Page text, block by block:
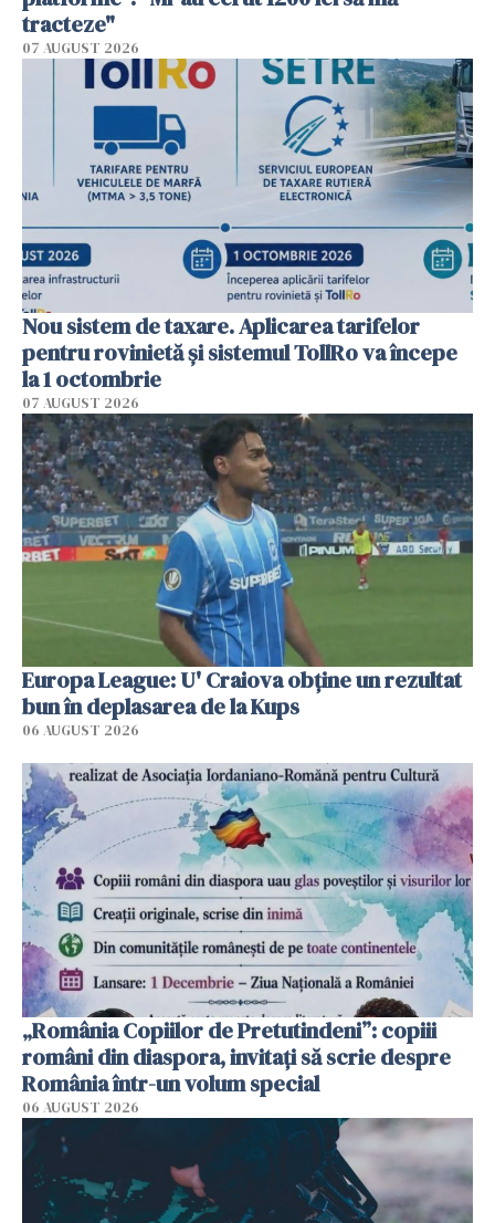
tracteze"
07 AUGUST 2026
Nou sistem de taxare. Aplicarea tarifelor
pentru rovinietă şi sistemul TollRo va începe
la 1 octombrie
07 AUGUST 2026
Europa League: U' Craiova obține un rezultat
bun în deplasarea de la Kups
06 AUGUST 2026
„România Copiilor de Pretutindeni”: copiii
români din diaspora, invitați să scrie despre
România într-un volum special
06 AUGUST 2026